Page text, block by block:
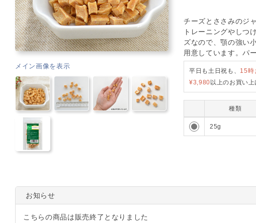
メイン画像を表示
チーズとささみのジ
トレーニングやしつ
ズなので、顎の強い
用意しています。パ
平日も土日祝も、 15時
¥3,980 以上のお買い
種類
25g
お知らせ
こちらの商品は販売終了となりました